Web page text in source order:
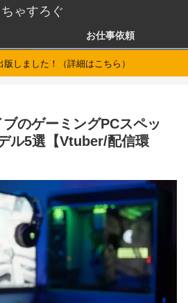
ちゃすろぐ
お仕事依頼
しました！（詳細はこちら）
のゲーミングPCスペッ
ル5選【Vtuber/配信環